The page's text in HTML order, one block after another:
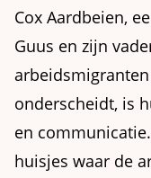
Cox Aardbeien,
Guus en zijn
onderscheidt, is
en
huisjes waar de